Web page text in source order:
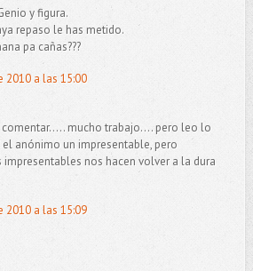
y figura.
repaso le has metido.
pa cañas???
2010 a las 15:00
comentar..... mucho trabajo.... pero leo lo
el anónimo un impresentable, pero
nos hacen volver a la dura
2010 a las 15:09